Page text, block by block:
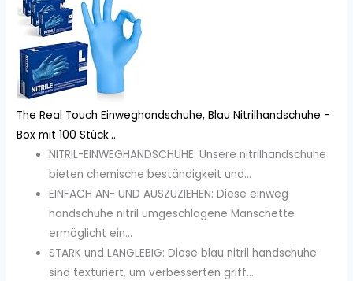
The Real Touch Einweghandschuhe, Blau Nitrilhandschuhe -
Box mit 100 Stück...
NITRIL-EINWEGHANDSCHUHE: Unsere nitrilhandschuhe
bieten chemische beständigkeit und...
EINFACH AN- UND AUSZUZIEHEN: Diese einweg
handschuhe nitril umgeschlagene Manschette
ermöglicht ein...
STARK und LANGLEBIG: Diese blau nitril handschuhe
sind texturiert, um verbesserten griff...